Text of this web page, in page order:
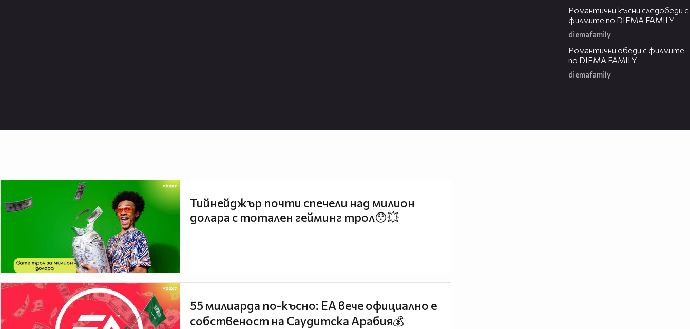
Романтични късни следобеди с
филмите по DIEMA FAMILY
diemafamily
Романтични обеди с филмите
по DIEMA FAMILY
diemafamily
Тийнейджър почти спечели над милион
долара с тотален гейминг трол😯💥
55 милиарда по-късно: EA вече официално е
собственост на Саудитска Арабия💰